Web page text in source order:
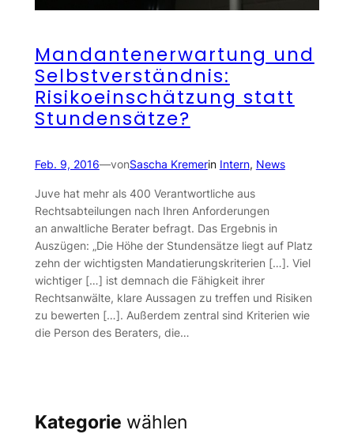
Mandantenerwartung und
Selbstverständnis:
Risikoeinschätzung statt
Stundensätze?
Feb. 9, 2016—vonSascha Kremerin Intern, News
Juve hat mehr als 400 Verantwortliche aus
Rechtsabteilungen nach Ihren Anforderungen
an anwaltliche Berater befragt. Das Ergebnis in
Auszügen: „Die Höhe der Stundensätze liegt auf Platz
zehn der wichtigsten Mandatierungskriterien […]. Viel
wichtiger […] ist demnach die Fähigkeit ihrer
Rechtsanwälte, klare Aussagen zu treffen und Risiken
zu bewerten […]. Außerdem zentral sind Kriterien wie
die Person des Beraters, die…
Kategorie wählen